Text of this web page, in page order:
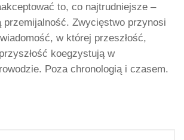
to, co najtrudniejsze –
przemijalność. Zwycięstwo przynosi
w której przeszłość,
koegzystują w
Poza chronologią i czasem.